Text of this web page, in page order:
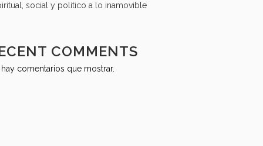
social y político a lo inamovible
COMMENTS
hay comentarios que mostrar.